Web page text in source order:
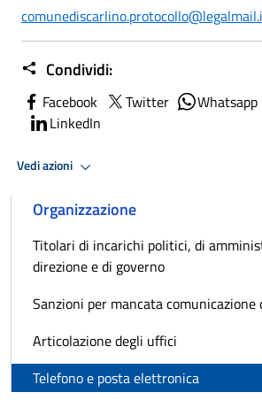
Condividi:
Facebook Twitter Whatsapp
LinkedIn
Vedi azioni
Organizzazione
Titolari di incarichi politici, di
direzione e di governo
Sanzioni per mancata comunicazione
Articolazione degli uffici
Telefono e posta elettronica